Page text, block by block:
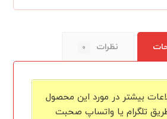
نظرات ۰
بیشتر در مورد این محصول
تلگرام یا واتساپ صحبت